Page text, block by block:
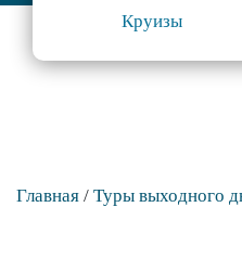
Круизы
Главная / Туры выходного